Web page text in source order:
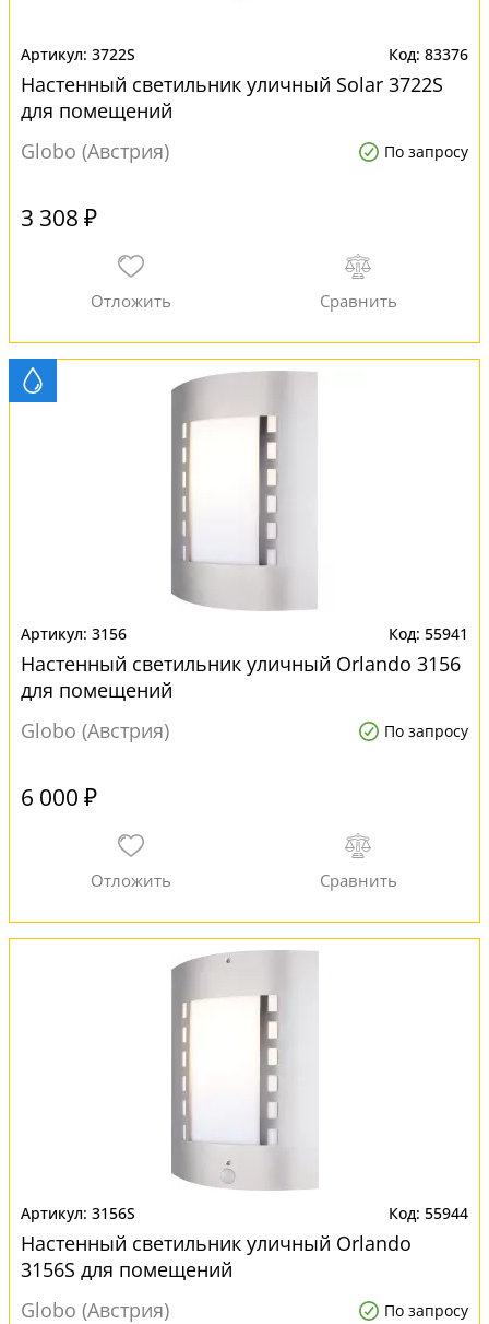
3722S 83376
Настенный светильник уличный Solar 3722S
для помещений
Globo (Австрия)
По запросу
3 308 ₽
3156 55941
Настенный светильник уличный Orlando 3156
для помещений
Globo (Австрия)
По запросу
6 000 ₽
3156S 55944
Настенный светильник уличный Orlando
3156S для помещений
Globo (Австрия)
По запросу